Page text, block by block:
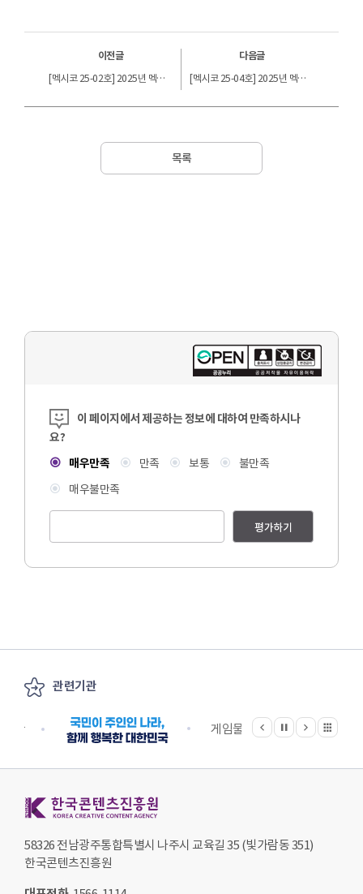
이전글
[멕시코 25-02호] 2025년 멕시코 트랜스미디어 스토리텔링 산업동향
다음글
[멕시코 25-04호] 2025년 멕시코 만화산업
목록
콘텐츠 만족도 조사
이 페이지에서 제공하는 정보에 대하여 만족하시나
요?
매우만족
만족 보통
불만족
매우불만족
평가하기
관련기관
게임물관리위원회
이전
정지
다음 관련기관 전체보기
58326 전남광주통합특별시 나주시 교육길 35 (빛가람동 351)
한국콘텐츠진흥원